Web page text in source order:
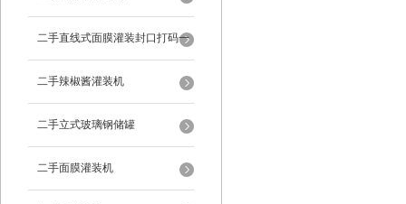
二手直线式面膜灌装封口打码一
体机
二手辣椒酱灌装机
二手立式玻璃钢储罐
二手面膜灌装机